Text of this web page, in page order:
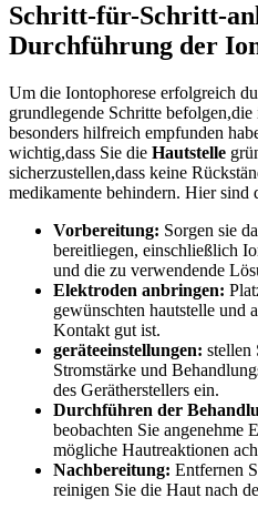
Schritt-für-Schritt-
Durchführung​ der
Um die Iontophorese ⁣erfolgreich
grundlegende Schritte
besonders hilfreich empfunden
wichtig,dass Sie die Hautstelle
sicherzustellen,dass keine
medikamente behindern. Hier sind
Vorbereitung: Sorgen sie
bereitliegen, einschließlich
und die zu verwendende
Elektroden anbringen:
gewünschten hautstelle und
Kontakt gut ist.
geräteeinstellungen: stellen
Stromstärke und
des Gerätherstellers ein.
Durchführen ‌der
beobachten Sie angenehme
mögliche Hautreaktionen
Nachbereitung: Entfernen
reinigen Sie die Haut nach